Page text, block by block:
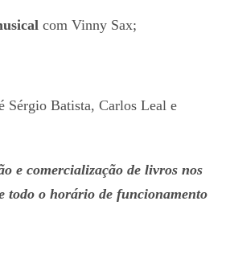
com Vinny Sax;
Sérgio Batista, Carlos Leal e
e comercialização de livros nos
todo o horário de funcionamento